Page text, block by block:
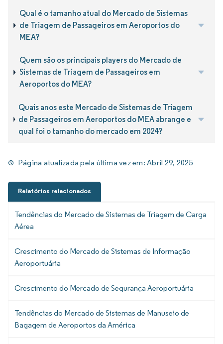
Qual é o tamanho atual do Mercado de Sistemas
de Triagem de Passageiros em Aeroportos do
MEA?
Quem são os principais players do Mercado de
Sistemas de Triagem de Passageiros em
Aeroportos do MEA?
Quais anos este Mercado de Sistemas de Triagem
de Passageiros em Aeroportos do MEA abrange e
qual foi o tamanho do mercado em 2024?
Página atualizada pela última vez em:Abril 29, 2025
Relatórios relacionados
Tendências do Mercado de Sistemas de Triagem de Carga
Aérea
Crescimento do Mercado de Sistemas de Informação
Aeroportuária
Crescimento do Mercado de Segurança Aeroportuária
Tendências do Mercado de Sistemas de Manuseio de
Bagagem de Aeroportos da América